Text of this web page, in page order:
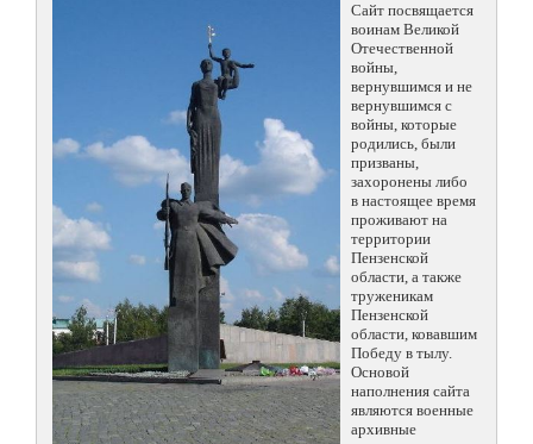
Сайт посвящается
воинам Великой
Отечественной
войны,
вернувшимся и не
вернувшимся с
войны, которые
родились, были
призваны,
захоронены либо
в настоящее время
проживают на
территории
Пензенской
области, а также
труженикам
Пензенской
области, ковавшим
Победу в тылу.
Основой
наполнения сайта
являются военные
архивные